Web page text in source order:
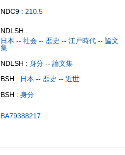
NDC9 : 210.5
NDLSH :
日本 -- 社会 -- 歴史 -- 江戸時代 -- 論文
集
NDLSH : 身分 -- 論文集
BSH : 日本 -- 歴史 -- 近世
BSH : 身分
BA79388217